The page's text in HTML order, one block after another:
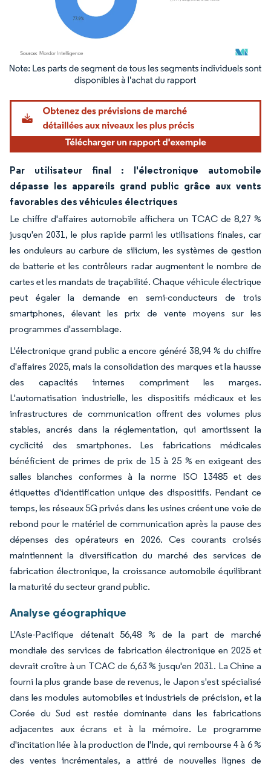
Image © Mordor Intelligence. La réutilisation nécessite une attribution sous CC BY
Par utilisateur final : l'électronique automobile
dépasse les appareils grand public grâce aux vents
favorables des véhicules électriques
Le chiffre d'affaires automobile affichera un TCAC de 8,27 %
jusqu'en 2031, le plus rapide parmi les utilisations finales, car
les onduleurs au carbure de silicium, les systèmes de gestion
de batterie et les contrôleurs radar augmentent le nombre de
cartes et les mandats de traçabilité. Chaque véhicule électrique
peut égaler la demande en semi-conducteurs de trois
smartphones, élevant les prix de vente moyens sur les
programmes d'assemblage.
L'électronique grand public a encore généré 38,94 % du chiffre
d'affaires 2025, mais la consolidation des marques et la hausse
des capacités internes compriment les marges.
L'automatisation industrielle, les dispositifs médicaux et les
infrastructures de communication offrent des volumes plus
stables, ancrés dans la réglementation, qui amortissent la
cyclicité des smartphones. Les fabrications médicales
bénéficient de primes de prix de 15 à 25 % en exigeant des
salles blanches conformes à la norme ISO 13485 et des
étiquettes d'identification unique des dispositifs. Pendant ce
temps, les réseaux 5G privés dans les usines créent une voie de
rebond pour le matériel de communication après la pause des
dépenses des opérateurs en 2026. Ces courants croisés
maintiennent la diversification du marché des services de
fabrication électronique, la croissance automobile équilibrant
la maturité du secteur grand public.
Analyse géographique
L'Asie-Pacifique détenait 56,48 % de la part de marché
mondiale des services de fabrication électronique en 2025 et
devrait croître à un TCAC de 6,63 % jusqu'en 2031. La Chine a
fourni la plus grande base de revenus, le Japon s'est spécialisé
dans les modules automobiles et industriels de précision, et la
Corée du Sud est restée dominante dans les fabrications
adjacentes aux écrans et à la mémoire. Le programme
d'incitation liée à la production de l'Inde, qui rembourse 4 à 6 %
des ventes incrémentales, a attiré de nouvelles lignes de